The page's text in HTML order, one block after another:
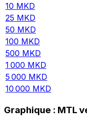
10 MKD
25 MKD
50 MKD
100 MKD
500 MKD
1 000 MKD
5 000 MKD
10 000 MKD
Graphique : MTL